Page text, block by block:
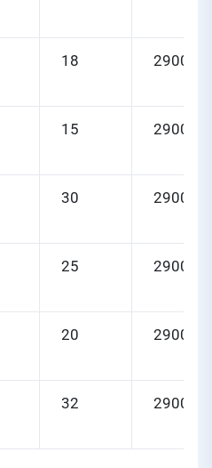
18 2900
15 2900
30 2900
25 2900
20 2900
32 2900